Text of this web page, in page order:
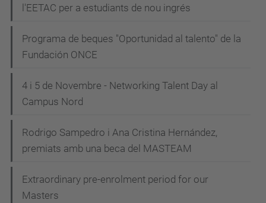
l'EETAC per a estudiants de nou ingrés
Programa de beques "Oportunidad al talento" de la
Fundación ONCE
4 i 5 de Novembre - Networking Talent Day al
Campus Nord
Rodrigo Sampedro i Ana Cristina Hernández,
premiats amb una beca del MASTEAM
Extraordinary pre-enrolment period for our
Masters